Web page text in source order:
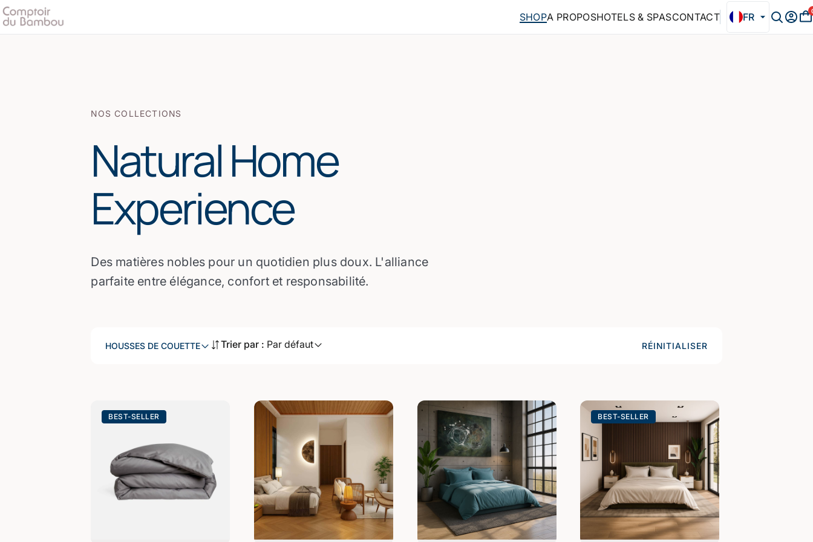
SHOPA PROPOSHOTELS & SPASCONTACT FR
NOS COLLECTIONS
Natural Home
Experience
Des matières nobles pour un quotidien plus doux. L'alliance
parfaite entre élégance, confort et responsabilité.
HOUSSES DE COUETTE Trier par : Par défaut RÉINITIALISER
BEST-SELLER BEST-SELLER